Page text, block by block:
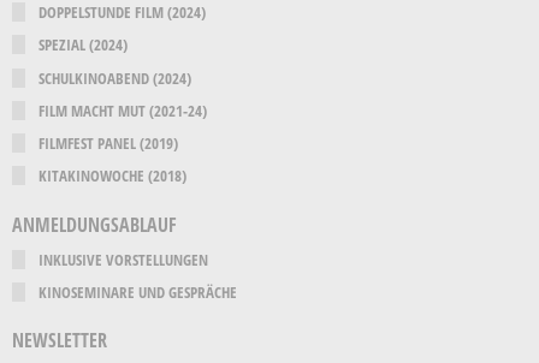
DOPPELSTUNDE FILM (2024)
SPEZIAL (2024)
SCHULKINOABEND (2024)
FILM MACHT MUT (2021-24)
FILMFEST PANEL (2019)
KITAKINOWOCHE (2018)
ANMELDUNGSABLAUF
INKLUSIVE VORSTELLUNGEN
KINOSEMINARE UND GESPRÄCHE
NEWSLETTER